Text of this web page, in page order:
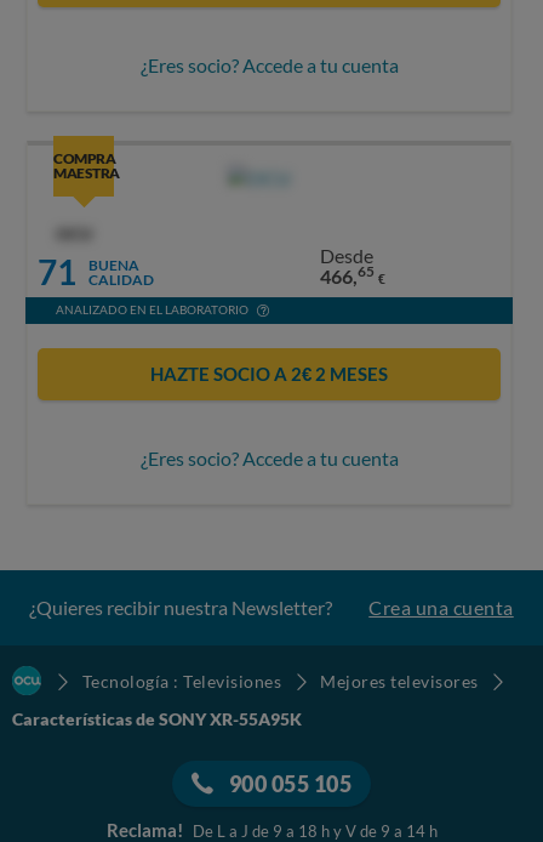
¿Eres socio? Accede a tu cuenta
COMPRA
MAESTRA
71
BUENA
CALIDAD
Desde
466,65 €
ANALIZADO EN EL LABORATORIO
HAZTE SOCIO A 2€ 2 MESES
¿Eres socio? Accede a tu cuenta
¿Quieres recibir nuestra Newsletter? Crea una cuenta
Tecnología : Televisiones
Mejores televisores
Características de SONY XR-55A95K
900 055 105
Reclama! De L a J de 9 a 18 h y V de 9 a 14 h